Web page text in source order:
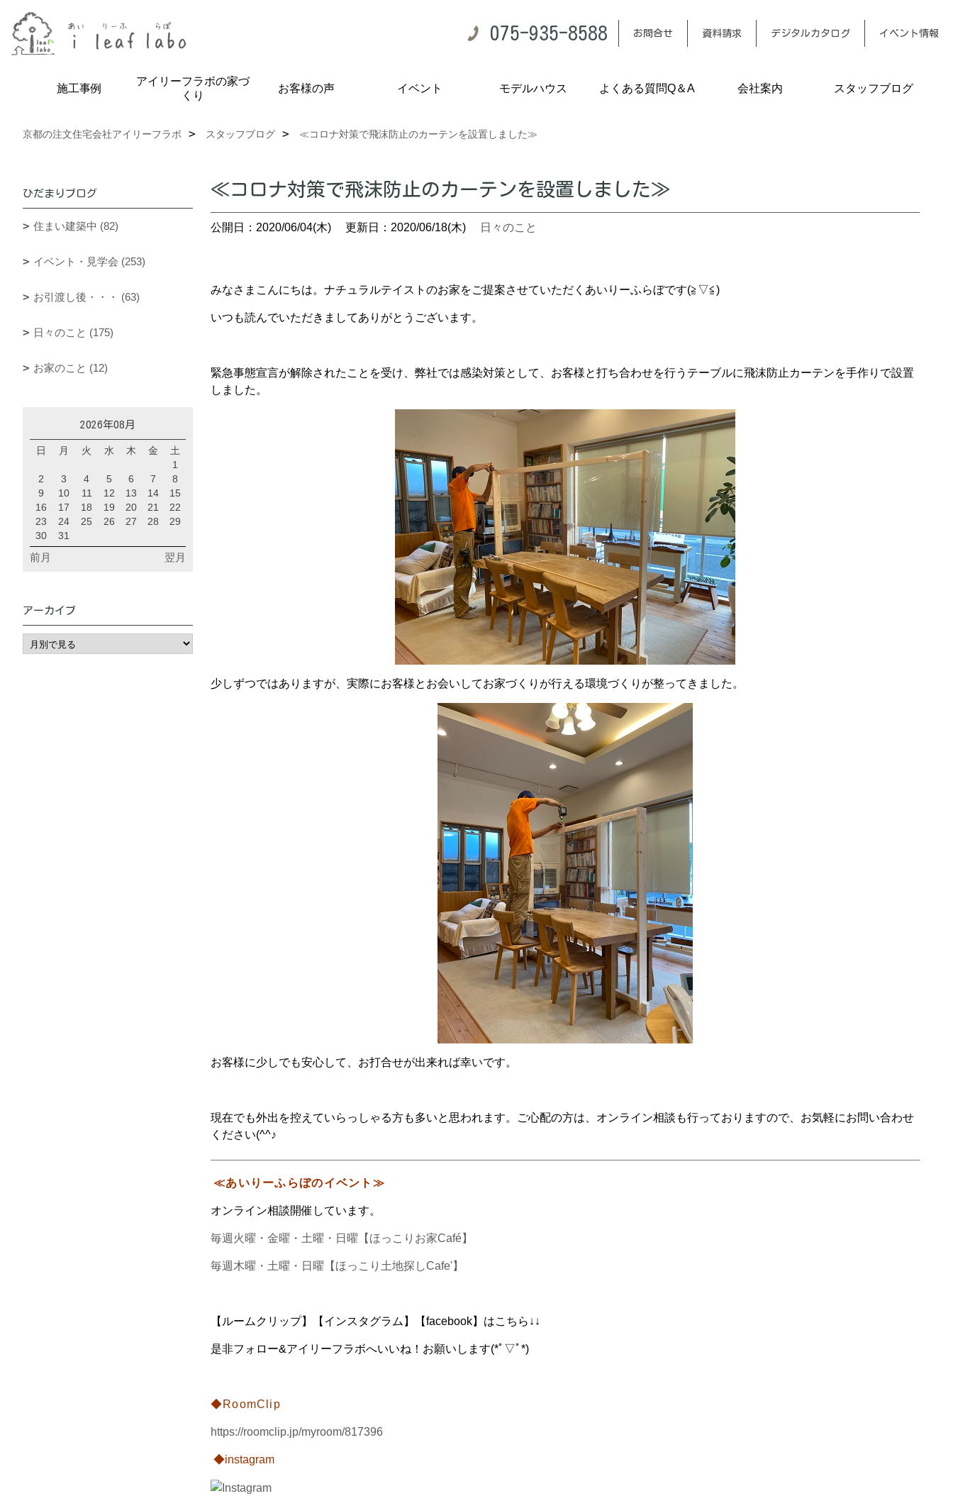
075-935-8588 お問合せ 資料請求 デジタルカタログ イベント情報
施工事例
アイリーフラボの家づ
くり
お客様の声 イベント モデルハウス よくある質問Q＆A 会社案内 スタッフブログ
京都の注文住宅会社アイリーフラボ スタッフブログ ≪コロナ対策で飛沫防止のカーテンを設置しました≫
≪コロナ対策で飛沫防止のカーテンを設置しました≫
公開日：2020/06/04(木) 更新日：2020/06/18(木) 日々のこと
みなさまこんにちは。ナチュラルテイストのお家をご提案させていただくあいりーふらぼです(≧▽≦)
いつも読んでいただきましてありがとうございます。
緊急事態宣言が解除されたことを受け、弊社では感染対策として、お客様と打ち合わせを行うテーブルに飛沫防止カーテンを手作りで設置
しました。
少しずつではありますが、実際にお客様とお会いしてお家づくりが行える環境づくりが整ってきました。
お客様に少しでも安心して、お打合せが出来れば幸いです。
現在でも外出を控えていらっしゃる方も多いと思われます。ご心配の方は、オンライン相談も行っておりますので、お気軽にお問い合わせ
ください(^^♪
≪あいりーふらぼのイベント≫
オンライン相談開催しています。
毎週火曜・金曜・土曜・日曜【ほっこりお家Café】
毎週木曜・土曜・日曜【ほっこり土地探しCafe'】
【ルームクリップ】【インスタグラム】【facebook】はこちら↓↓
是非フォロー&アイリーフラボへいいね！お願いします(*ﾟ▽ﾟ*)
◆RoomClip
https://roomclip.jp/myroom/817396
◆instagram
ひだまりブログ
住まい建築中 (82)
イベント・見学会 (253)
お引渡し後・・・ (63)
日々のこと (175)
お家のこと (12)
2026年08月
日 月 火 水 木 金
土
1
2
3 4 5 6 7
8
9
10 11 12 13 14
15
16
17 18 19 20 21
22
23
24 25 26 27 28
29
30
31
前月 翌月
アーカイブ